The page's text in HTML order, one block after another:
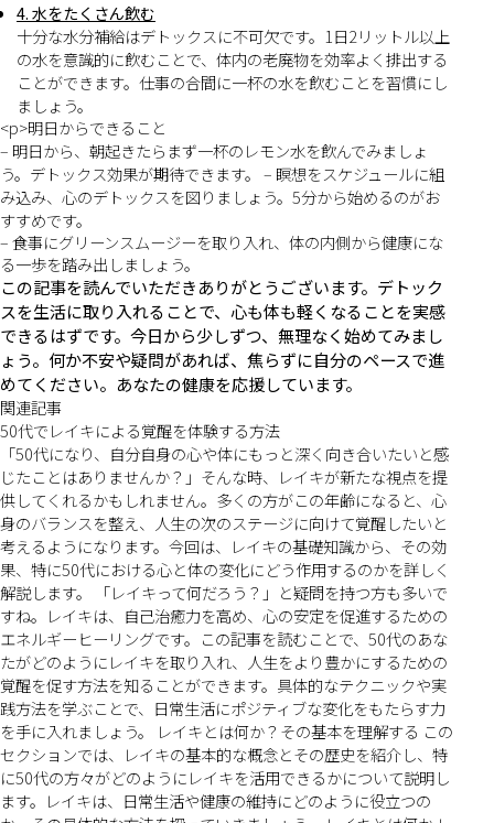
4. 水をたくさん飲む
十分な水分補給はデトックスに不可欠です。1日2リットル以上
の水を意識的に飲むことで、体内の老廃物を効率よく排出する
ことができます。仕事の合間に一杯の水を飲むことを習慣にし
ましょう。
<p>明日からできること
– 明日から、朝起きたらまず一杯のレモン水を飲んでみましょ
う。デトックス効果が期待できます。 – 瞑想をスケジュールに組
み込み、心のデトックスを図りましょう。5分から始めるのがお
すすめです。
– 食事にグリーンスムージーを取り入れ、体の内側から健康にな
る一歩を踏み出しましょう。
この記事を読んでいただきありがとうございます。デトック
スを生活に取り入れることで、心も体も軽くなることを実感
できるはずです。今日から少しずつ、無理なく始めてみまし
ょう。何か不安や疑問があれば、焦らずに自分のペースで進
めてください。あなたの健康を応援しています。
関連記事
50代でレイキによる覚醒を体験する方法
「50代になり、自分自身の心や体にもっと深く向き合いたいと感
じたことはありませんか？」そんな時、レイキが新たな視点を提
供してくれるかもしれません。多くの方がこの年齢になると、心
身のバランスを整え、人生の次のステージに向けて覚醒したいと
考えるようになります。今回は、レイキの基礎知識から、その効
果、特に50代における心と体の変化にどう作用するのかを詳しく
解説します。 「レイキって何だろう？」と疑問を持つ方も多いで
すね。レイキは、自己治癒力を高め、心の安定を促進するための
エネルギーヒーリングです。この記事を読むことで、50代のあな
たがどのようにレイキを取り入れ、人生をより豊かにするための
覚醒を促す方法を知ることができます。具体的なテクニックや実
践方法を学ぶことで、日常生活にポジティブな変化をもたらす力
を手に入れましょう。 レイキとは何か？その基本を理解する この
セクションでは、レイキの基本的な概念とその歴史を紹介し、特
に50代の方々がどのようにレイキを活用できるかについて説明し
ます。レイキは、日常生活や健康の維持にどのように役立つの